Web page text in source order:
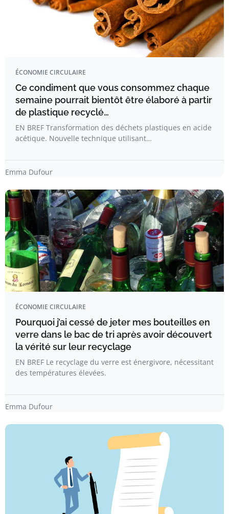
ÉCONOMIE CIRCULAIRE
Ce condiment que vous consommez chaque
semaine pourrait bientôt être élaboré à partir
de plastique recyclé…
EN BREF Transformation des déchets plastiques en acide
acétique. Nouvelle technique utilisant…
Emma Dufour
ÉCONOMIE CIRCULAIRE
Pourquoi j’ai cessé de jeter mes bouteilles en
verre dans le bac de tri après avoir découvert
la vérité sur leur recyclage
EN BREF Le recyclage du verre est énergivore, nécessitant
des températures élevées.
Emma Dufour